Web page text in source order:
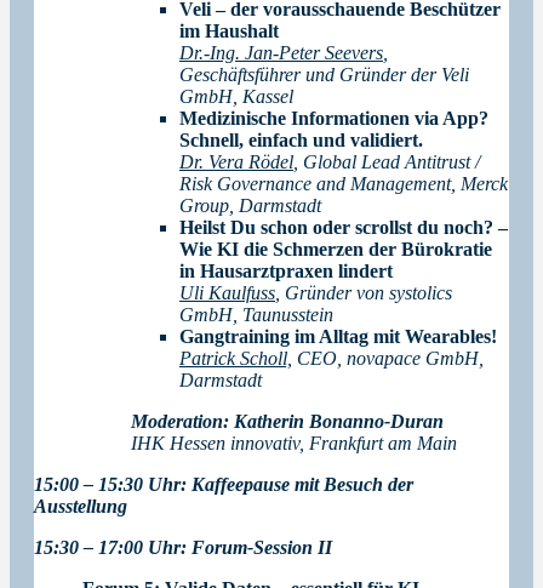
Veli – der vorausschauende Beschützer
im Haushalt
Dr.-Ing. Jan-Peter Seevers
Geschäftsführer und Gründer der Veli
GmbH, Kassel
Medizinische Informationen via App?
Schnell, einfach und validiert.
Dr. Vera Rödel , Global Lead Antitrust /
Risk Governance and Management, Merck
Group, Darmstadt
Heilst Du schon oder scrollst du noch? –
Wie KI die Schmerzen der Bürokratie
in Hausarztpraxen lindert
Uli Kaulfuss , Gründer von systolics
GmbH, Taunusstein
Gangtraining im Alltag mit Wearables!
Patrick Scholl, CEO, novapace GmbH,
Darmstadt
Moderation: Katherin Bonanno-Duran
IHK Hessen innovativ, Frankfurt am Main
15:00 – 15:30 Uhr: Kaffeepause mit Besuch der
Ausstellung
15:30 – 17:00 Uhr: Forum-Session II